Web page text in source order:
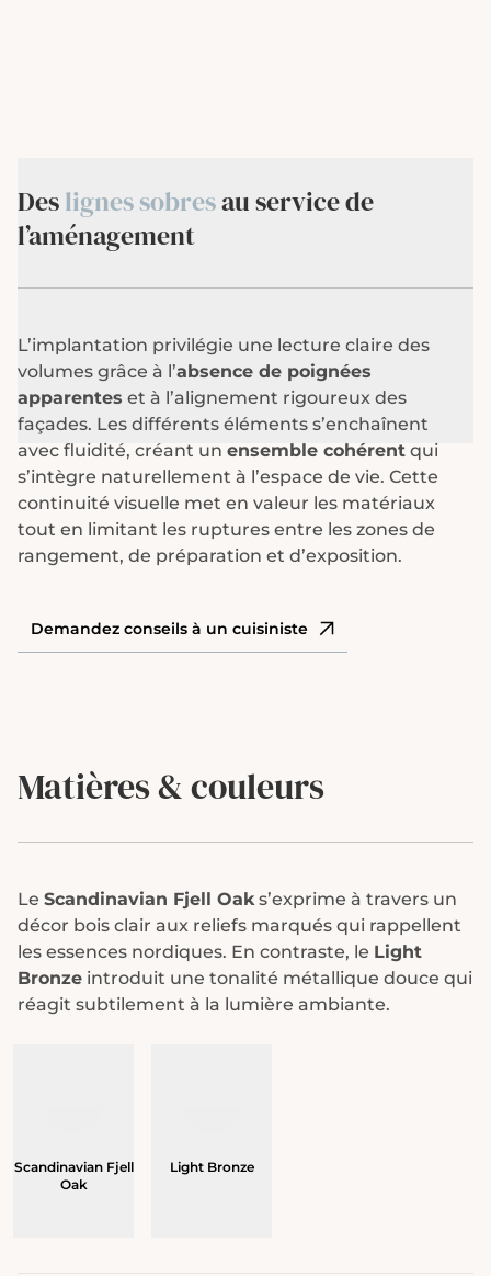
Deslignes sobresau service de
l’aménagement
L’implantation privilégie une lecture claire des
volumes grâce à l’absence de poignées
apparentes et à l’alignement rigoureux des
façades. Les différents éléments s’enchaînent
avec fluidité, créant un ensemble cohérent qui
s’intègre naturellement à l’espace de vie. Cette
continuité visuelle met en valeur les matériaux
tout en limitant les ruptures entre les zones de
rangement, de préparation et d’exposition.
Demandez conseils à un cuisiniste
Matières & couleurs
Le Scandinavian Fjell Oaks’exprime à travers un
décor bois clair aux reliefs marqués qui rappellent
les essences nordiques. En contraste, le Light
Bronze introduit une tonalité métallique douce qui
réagit subtilement à la lumière ambiante.
Scandinavian Fjell
Oak
Light Bronze